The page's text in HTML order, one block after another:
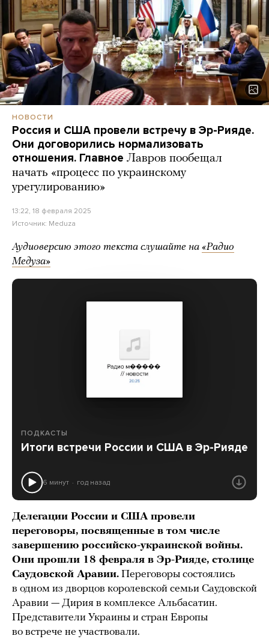
НОВОСТИ
Россия и США провели встречу в Эр-Рияде.
Они договорились нормализовать
отношения. Главное Лавров пообещал
начать «процесс по украинскому
урегулированию»
13:22, 18 февраля 2025
Источник: Meduza
Аудиоверсию этого текста слушайте на «Радио
Медуза»
ПОДКАСТЫ
Итоги встречи России и США в Эр-Рияде
6 минут год назад
Делегации России и США провели
переговоры, посвященные в том числе
завершению российско-украинской войны.
Они прошли 18 февраля в Эр-Рияде, столице
Саудовской Аравии. Переговоры состоялись
в одном из дворцов королевской семьи Саудовской
Аравии — Дирия в комплексе Альбасатин.
Представители Украины и стран Европы
во встрече не участвовали.